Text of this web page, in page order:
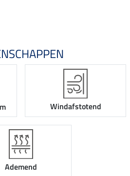
Windafstotend
Ademend